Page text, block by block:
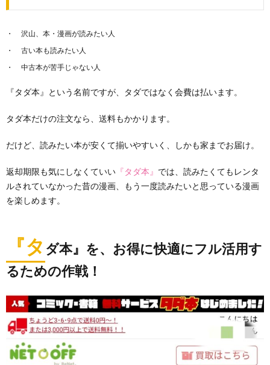
沢山、本・漫画が読みたい人
古い本も読みたい人
中古本が苦手じゃない人
『タダ本』という名前ですが、タダではなく会費は払います。
タダ本だけの注文なら、送料もかかります。
だけど、読みたい本が安くて揃いやすいく、しかも家までお届け。
返却期限も気にしなくていい 『タダ本』 では、読みたくてもレンタ
ルされていなかった昔の漫画、もう一度読みたいと思っている漫画
を楽しめます。
『タ ダ本』を、お得に快適にフル活用す
るための作戦！